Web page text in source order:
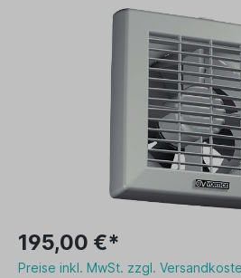
195,00 €*
Preise inkl. MwSt. zzgl.